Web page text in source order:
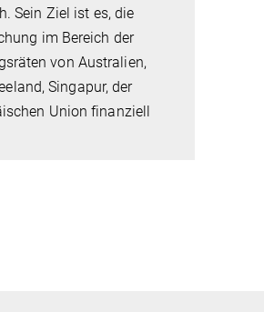
Sein Ziel ist es, die
im Bereich der
von Australien,
Singapur, der
Union finanziell